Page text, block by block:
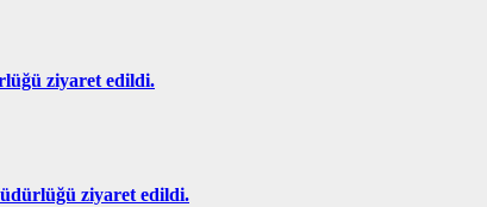
ziyaret edildi.
ziyaret edildi.